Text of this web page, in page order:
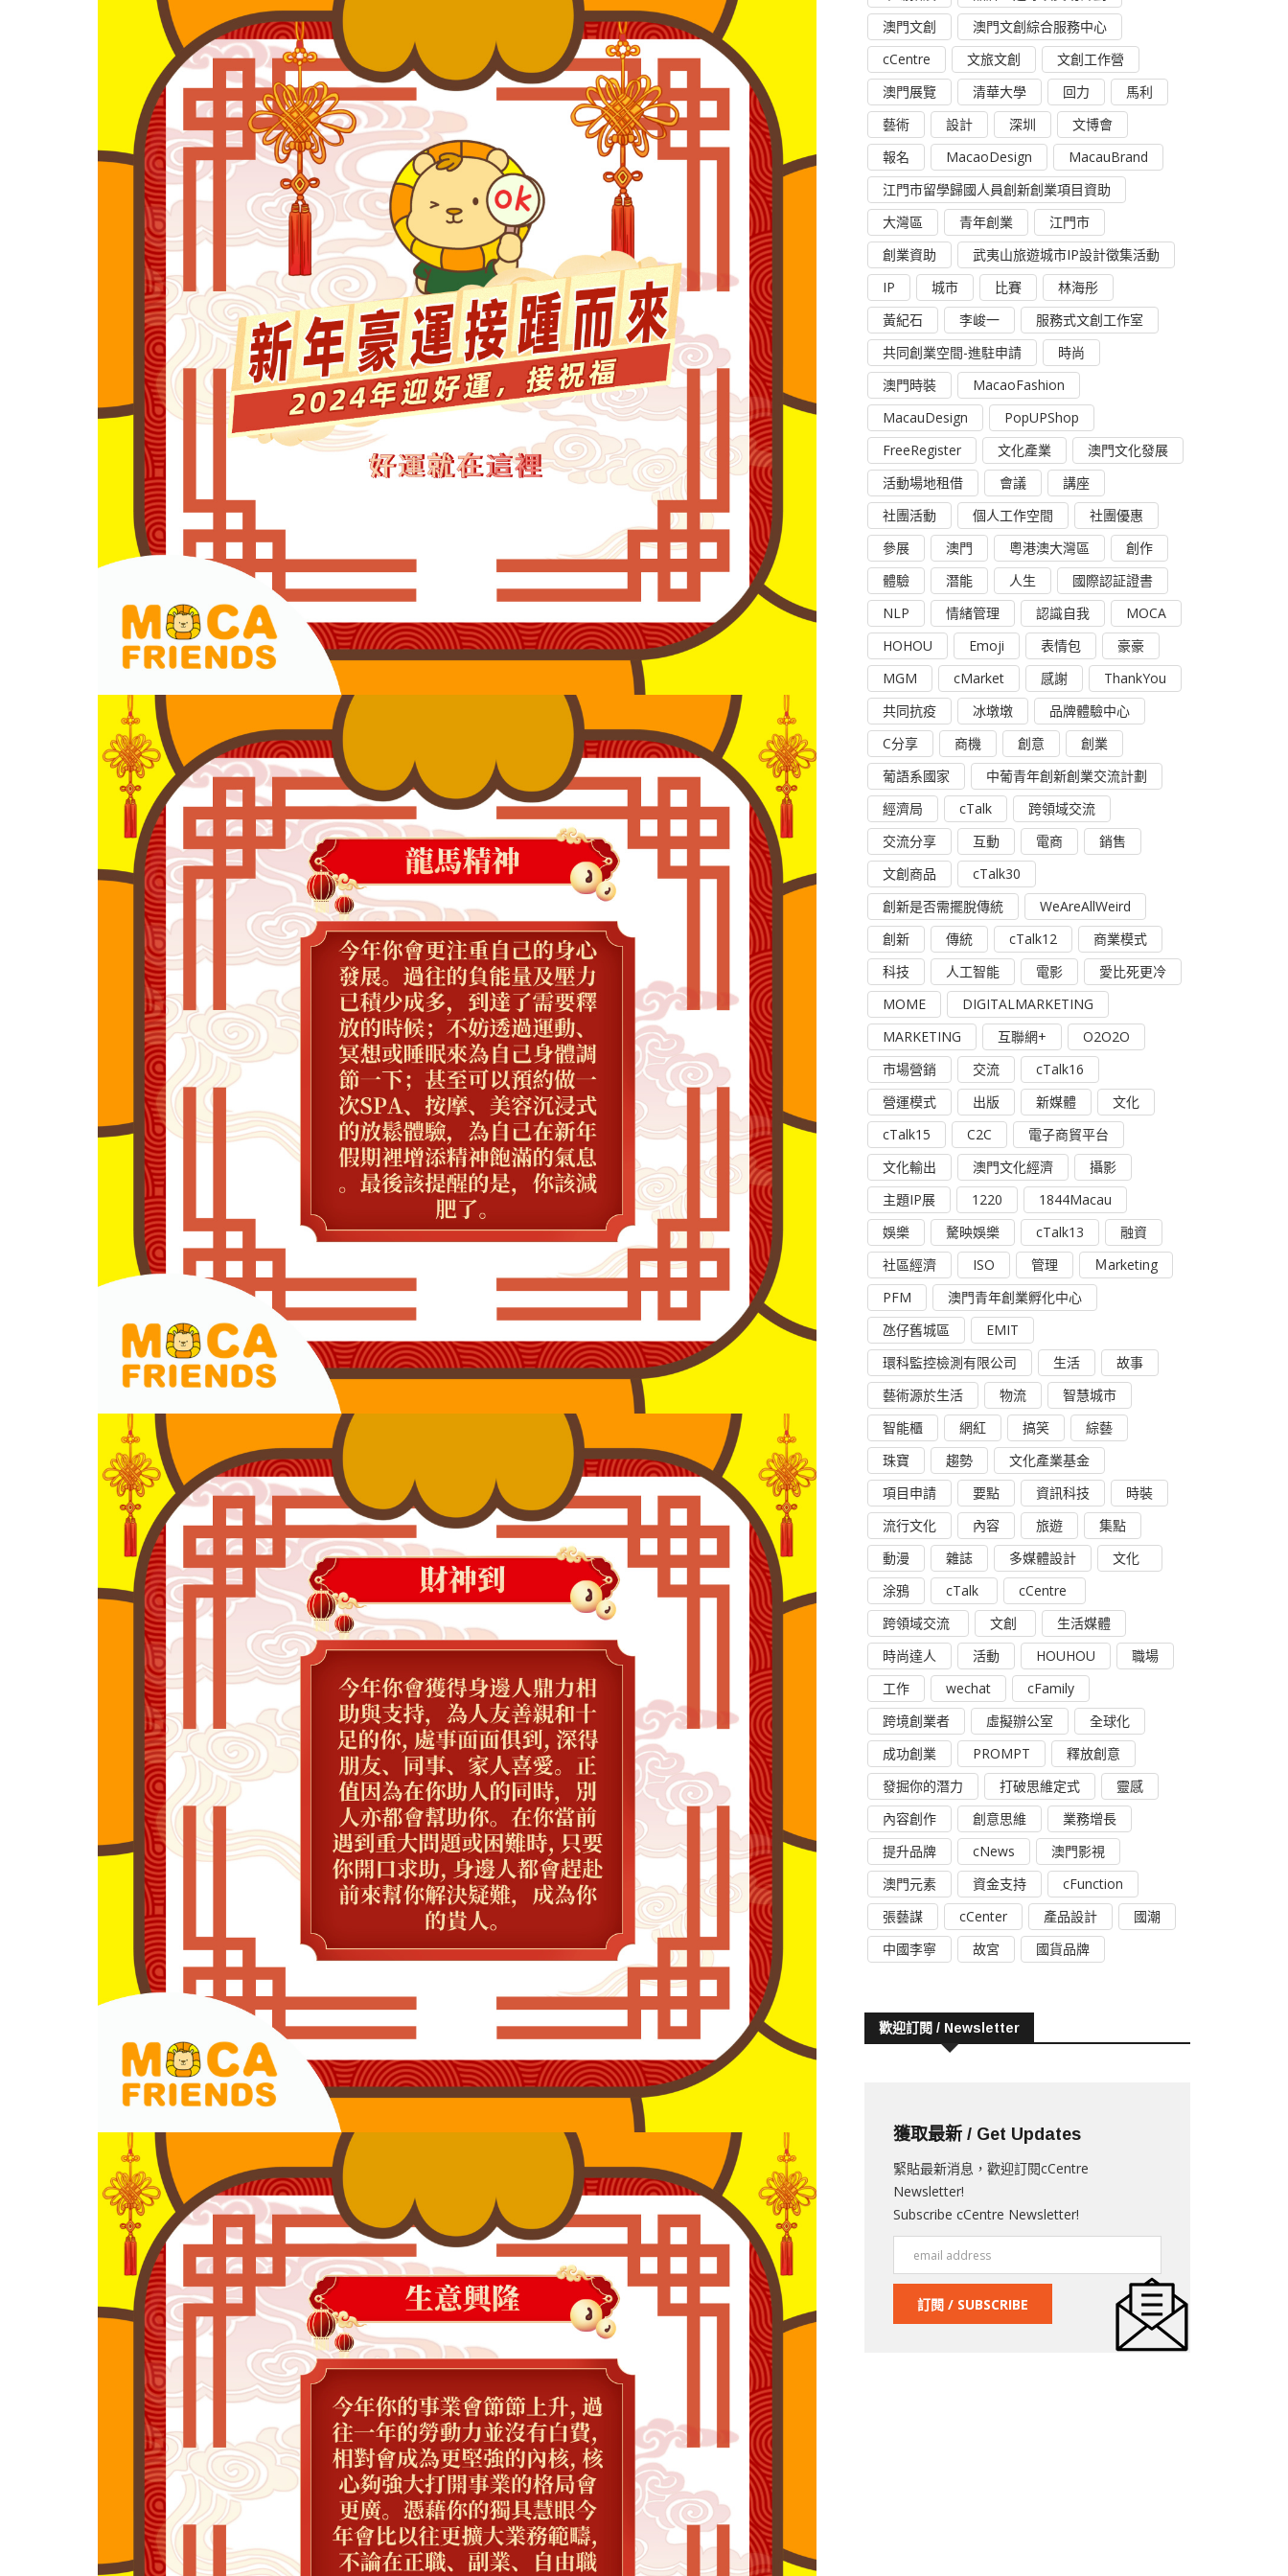
澳門文創
澳門文創綜合服務中心
cCentre
文旅文創
文創工作營
澳門展覽
清華大學 回力
馬利
藝術
設計 深圳
文博會
報名
MacaoDesign
MacauBrand
江門市留學歸國人員創新創業項目資助
大灣區
青年創業
江門市
創業資助
武夷山旅遊城市IP設計徵集活動
IP
城市 比賽
林海彤
黃紀石
李峻一
服務式文創工作室
共同創業空間-進駐申請
時尚
澳門時裝
MacaoFashion
MacauDesign
PopUPShop
FreeRegister
文化產業
澳門文化發展
活動場地租借
會議
講座
社團活動
個人工作空間
社團優惠
參展
澳門 粵港澳大灣區
創作
體驗
潛能 人生
國際認証證書
NLP
情緒管理 認識自我
MOCA
HOHOU
Emoji 表情包
豪豪
MGM
cMarket 感謝
ThankYou
共同抗疫
冰墩墩
品牌體驗中心
C分享
商機 創意
創業
葡語系國家
中葡青年創新創業交流計劃
經濟局
cTalk
跨領域交流
交流分享
互動 電商
銷售
文創商品
cTalk30
創新是否需擺脫傳統
WeAreAllWeird
創新
傳統 cTalk12
商業模式
科技
人工智能 電影
愛比死更冷
MOME
DIGITALMARKETING
MARKETING
互聯網+
O2O2O
市場營銷
交流
cTalk16
營運模式
出版 新媒體
文化
cTalk15
C2C
電子商貿平台
文化輸出
澳門文化經濟
攝影
主題IP展
1220
1844Macau
娛樂
驁映娛樂 cTalk13
融資
社區經濟
ISO 管理
Ｍarketing
PFM
澳門青年創業孵化中心
氹仔舊城區
EMIT
環科監控檢測有限公司
生活
故事
藝術源於生活
物流
智慧城市
智能櫃
網紅 搞笑
綜藝
珠寶
趨勢
文化產業基金
項目申請
要點 資訊科技
時裝
流行文化
內容 旅遊
集點
動漫
雜誌 多媒體設計
文化
涂鴉
cTalk
cCentre
跨領域交流
文創
生活媒體
時尚達人
活動 HOUHOU
職場
工作
wechat
cFamily
跨境創業者
虛擬辦公室
全球化
成功創業
PROMPT
釋放創意
發掘你的潛力
打破思維定式
靈感
內容創作
創意思維
業務增長
提升品牌
cNews
澳門影視
澳門元素
資金支持
cFunction
張藝謀
cCenter 產品設計
國潮
中國李寧
故宮 國貨品牌
歡迎訂閱 / Newsletter
獲取最新 / Get Updates
緊貼最新消息，歡迎訂閱cCentre
Newsletter!
Subscribe cCentre Newsletter!